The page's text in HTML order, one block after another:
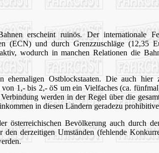
erscheint ruinös. Der internationale
(ECN) und durch Grenzzuschläge (12,35
wodurch in manchen Relationen die
Ostblockstaaten. Die auch hier
1,- bis 2,- öS um ein Vielfaches (ca.
werden in der Regel über die
in diesen Ländern geradezu
österreichischen Bevölkerung auch durch
derzeitigen Umständen (fehlende